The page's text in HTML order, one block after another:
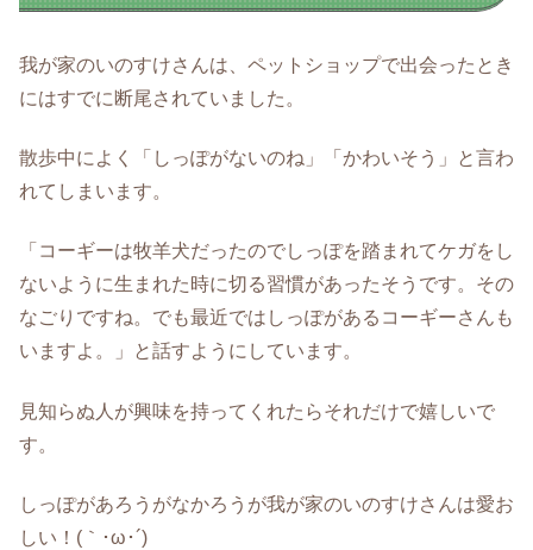
我が家のいのすけさんは、ペットショップで出会ったとき
にはすでに断尾されていました。
散歩中によく「しっぽがないのね」「かわいそう」と言わ
れてしまいます。
「コーギーは牧羊犬だったのでしっぽを踏まれてケガをし
ないように生まれた時に切る習慣があったそうです。その
なごりですね。でも最近ではしっぽがあるコーギーさんも
いますよ。」と話すようにしています。
見知らぬ人が興味を持ってくれたらそれだけで嬉しいで
す。
しっぽがあろうがなかろうが我が家のいのすけさんは愛お
しい！(｀･ω･´)